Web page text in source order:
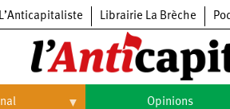
L’Anticapitaliste Librairie La Brèche
Opinions